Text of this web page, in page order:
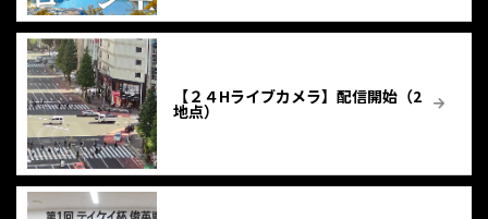
【２４Hライブカメラ】配信開始（2
地点）